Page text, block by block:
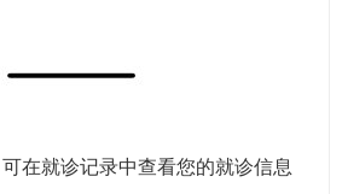
在就诊记录中查看您的就诊信息